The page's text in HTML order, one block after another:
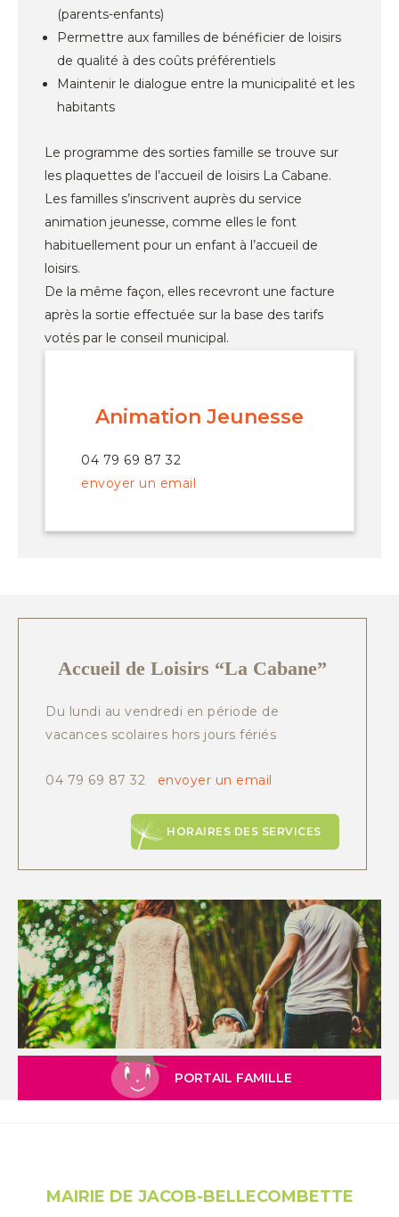
(parents-enfants)
Permettre aux familles de bénéficier de loisirs
de qualité à des coûts préférentiels
Maintenir le dialogue entre la municipalité et les
habitants
Le programme des sorties famille se trouve sur
les plaquettes de l’accueil de loisirs La Cabane.
Les familles s’inscrivent auprès du service
animation jeunesse, comme elles le font
habituellement pour un enfant à l’accueil de
loisirs.
De la même façon, elles recevront une facture
après la sortie effectuée sur la base des tarifs
votés par le conseil municipal.
Animation Jeunesse
04 79 69 87 32
envoyer un email
Accueil de Loisirs “La Cabane”
Du lundi au vendredi en période de
vacances scolaires hors jours fériés
04 79 69 87 32 envoyer un email
HORAIRES DES SERVICES
PORTAIL FAMILLE
MAIRIE DE JACOB-BELLECOMBETTE